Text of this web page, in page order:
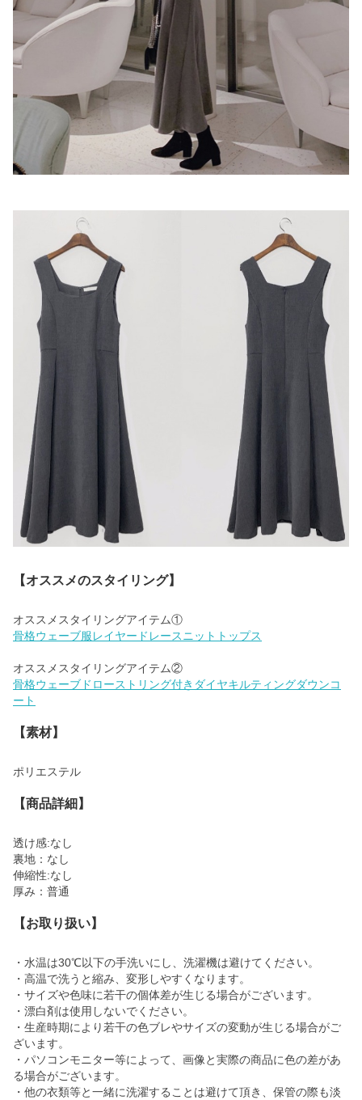
【オススメのスタイリング】
骨格ウェーブ服レイヤードレースニットトップス
骨格ウェーブドローストリング付きダイヤキルティングダウンコ
ート
【素材】
ポリエステル
【商品詳細】
透け感:なし
裏地：なし
伸縮性:なし
厚み：普通
【お取り扱い】
・水温は30℃以下の手洗いにし、洗濯機は避けてください。
・高温で洗うと縮み、変形しやすくなります。
・サイズや色味に若干の個体差が生じる場合がございます。
・漂白剤は使用しないでください。
・生産時期により若干の色ブレやサイズの変動が生じる場合がご
ざいます。
・パソコンモニター等によって、画像と実際の商品に色の差があ
る場合がございます。
・他の衣類等と一緒に洗濯することは避けて頂き、保管の際も淡